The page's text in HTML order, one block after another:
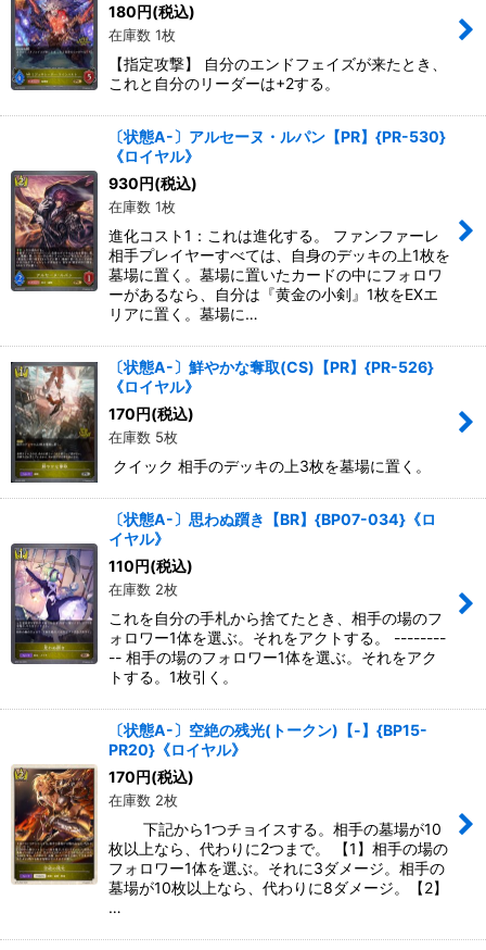
180円(税込)
在庫数 1枚
【指定攻撃】 自分のエンドフェイズが来たとき、
これと自分のリーダーは+2する。
〔状態A-〕アルセーヌ・ルパン【PR】{PR-530}
《ロイヤル》
930円(税込)
在庫数 1枚
進化コスト1：これは進化する。 ファンファーレ
相手プレイヤーすべては、自身のデッキの上1枚を
墓場に置く。墓場に置いたカードの中にフォロワ
ーがあるなら、自分は『黄金の小剣』1枚をEXエ
リアに置く。墓場に…
〔状態A-〕鮮やかな奪取(CS)【PR】{PR-526}
《ロイヤル》
170円(税込)
在庫数 5枚
クイック 相手のデッキの上3枚を墓場に置く。
〔状態A-〕思わぬ躓き【BR】{BP07-034}《ロ
イヤル》
110円(税込)
在庫数 2枚
これを自分の手札から捨てたとき、相手の場のフ
ォロワー1体を選ぶ。それをアクトする。 --------
-- 相手の場のフォロワー1体を選ぶ。それをアク
トする。1枚引く。
〔状態A-〕空絶の残光(トークン)【-】{BP15-
PR20}《ロイヤル》
170円(税込)
在庫数 2枚
下記から1つチョイスする。相手の墓場が10
枚以上なら、代わりに2つまで。 【1】相手の場の
フォロワー1体を選ぶ。それに3ダメージ。相手の
墓場が10枚以上なら、代わりに8ダメージ。【2】
…